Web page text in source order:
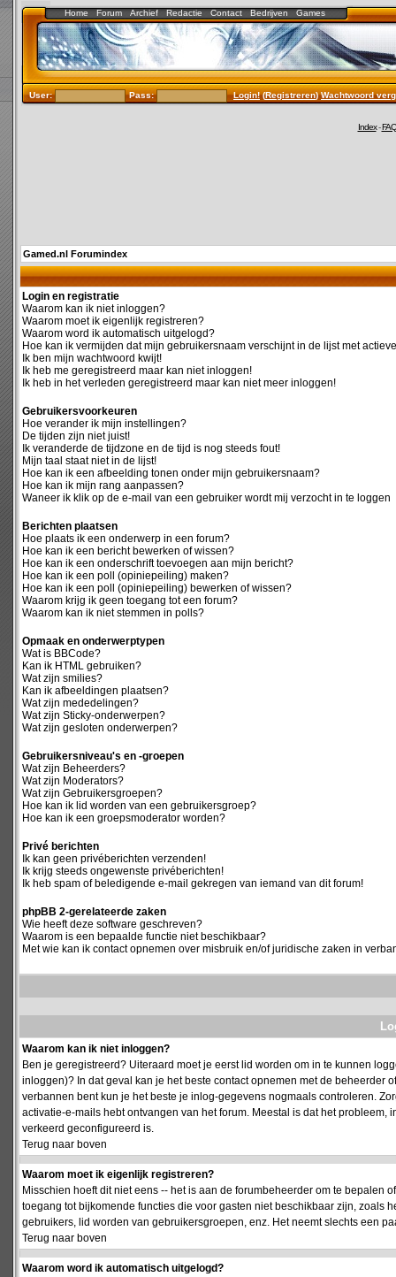
Home Forum Archief Redactie Contact Bedrijven Games
User: Pass: Login!(Registreren)Wachtwoord
Index-FAQ
Gamed.nl Forumindex
Login en registratie
Waarom kan ik niet inloggen?
Waarom moet ik eigenlijk registreren?
Waarom word ik automatisch uitgelogd?
Hoe kan ik vermijden dat mijn gebruikersnaam verschijnt in de lijst met
Ik ben mijn wachtwoord kwijt!
Ik heb me geregistreerd maar kan niet inloggen!
Ik heb in het verleden geregistreerd maar kan niet meer inloggen!
Gebruikersvoorkeuren
Hoe verander ik mijn instellingen?
De tijden zijn niet juist!
Ik veranderde de tijdzone en de tijd is nog steeds fout!
Mijn taal staat niet in de lijst!
Hoe kan ik een afbeelding tonen onder mijn gebruikersnaam?
Hoe kan ik mijn rang aanpassen?
Waneer ik klik op de e-mail van een gebruiker wordt mij verzocht in te loggen
Berichten plaatsen
Hoe plaats ik een onderwerp in een forum?
Hoe kan ik een bericht bewerken of wissen?
Hoe kan ik een onderschrift toevoegen aan mijn bericht?
Hoe kan ik een poll (opiniepeiling) maken?
Hoe kan ik een poll (opiniepeiling) bewerken of wissen?
Waarom krijg ik geen toegang tot een forum?
Waarom kan ik niet stemmen in polls?
Opmaak en onderwerptypen
Wat is BBCode?
Kan ik HTML gebruiken?
Wat zijn smilies?
Kan ik afbeeldingen plaatsen?
Wat zijn mededelingen?
Wat zijn Sticky-onderwerpen?
Wat zijn gesloten onderwerpen?
Gebruikersniveau's en -groepen
Wat zijn Beheerders?
Wat zijn Moderators?
Wat zijn Gebruikersgroepen?
Hoe kan ik lid worden van een gebruikersgroep?
Hoe kan ik een groepsmoderator worden?
Privé berichten
Ik kan geen privéberichten verzenden!
Ik krijg steeds ongewenste privéberichten!
Ik heb spam of beledigende e-mail gekregen van iemand van dit forum!
phpBB 2-gerelateerde zaken
Wie heeft deze software geschreven?
Waarom is een bepaalde functie niet beschikbaar?
Met wie kan ik contact opnemen over misbruik en/of juridische zaken in
Waarom kan ik niet inloggen?
Ben je geregistreerd? Uiteraard moet je eerst lid worden om in te kunnen
inloggen)? In dat geval kan je het beste contact opnemen met de beheerder
verbannen bent kun je het beste je inlog-gegevens nogmaals controleren.
activatie-e-mails hebt ontvangen van het forum. Meestal is dat het
verkeerd geconfigureerd is.
Terug naar boven
Waarom moet ik eigenlijk registreren?
Misschien hoeft dit niet eens -- het is aan de forumbeheerder om te bepalen
toegang tot bijkomende functies die voor gasten niet beschikbaar zijn,
gebruikers, lid worden van gebruikersgroepen, enz. Het neemt slechts een
Terug naar boven
Waarom word ik automatisch uitgelogd?